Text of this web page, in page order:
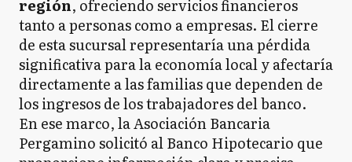
región, ofreciendo servicios financieros
tanto a personas como a empresas. El cierre
de esta sucursal representaría una pérdida
significativa para la economía local y afectaría
directamente a las familias que dependen de
los ingresos de los trabajadores del banco.
En ese marco, la Asociación Bancaria
Pergamino solicitó al Banco Hipotecario que